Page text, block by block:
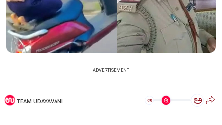
ADVERTISEMENT
TEAM UDAYAVANI ಅ ಅ